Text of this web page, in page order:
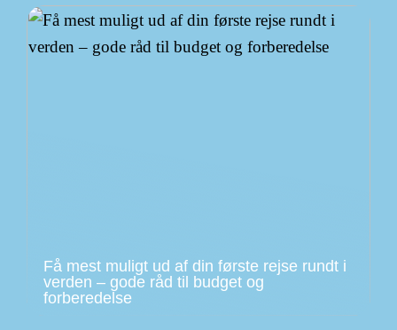
Få mest muligt ud af din første rejse rundt i
verden – gode råd til budget og
forberedelse